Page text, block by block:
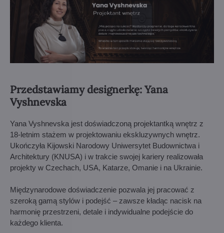
Przedstawiamy designerkę: Yana
Vyshnevska
Yana Vyshnevska jest doświadczoną projektantką wnętrz z
18-letnim stażem w projektowaniu ekskluzywnych wnętrz.
Ukończyła Kijowski Narodowy Uniwersytet Budownictwa i
Architektury (KNUSA) i w trakcie swojej kariery realizowała
projekty w Czechach, USA, Katarze, Omanie i na Ukrainie.
Międzynarodowe doświadczenie pozwala jej pracować z
szeroką gamą stylów i podejść – zawsze kładąc nacisk na
harmonię przestrzeni, detale i indywidualne podejście do
każdego klienta.